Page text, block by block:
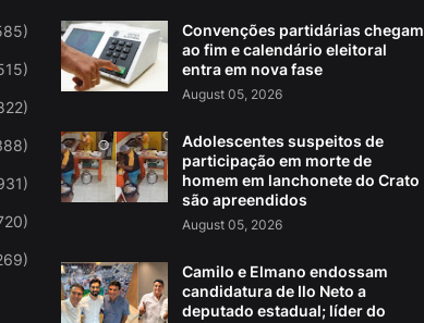
Convenções partidárias chegam
ao fim e calendário eleitoral
entra em nova fase
August 05, 2026
Adolescentes suspeitos de
participação em morte de
homem em lanchonete do Crato
são apreendidos
August 05, 2026
Camilo e Elmano endossam
candidatura de Ilo Neto a
deputado estadual; líder do